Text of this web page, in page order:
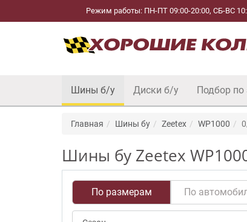
Режим работы: ПН-ПТ 09:00-20:00, СБ-ВС
Шины б/у Диски б/у Подбор по
Главная Шины бу Zeetex WP1000
Шины бу Zeetex
По размерам По